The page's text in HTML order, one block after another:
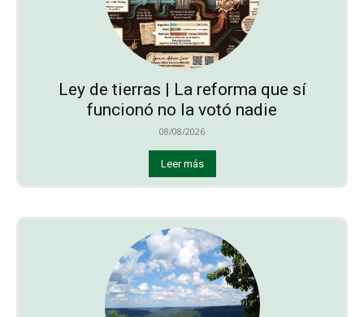
Ley de tierras | La reforma que sí
funcionó no la votó nadie
08/08/2026
Leer más